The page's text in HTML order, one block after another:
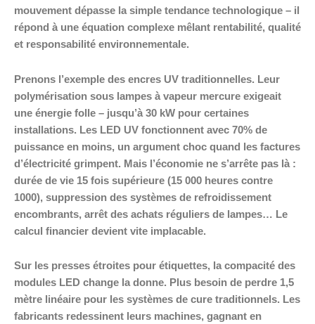
mouvement dépasse la simple tendance technologique – il
répond à une équation complexe mêlant rentabilité, qualité
et responsabilité environnementale.
Prenons l’exemple des encres UV traditionnelles. Leur
polymérisation sous lampes à vapeur mercure exigeait
une énergie folle – jusqu’à 30 kW pour certaines
installations. Les LED UV fonctionnent avec 70% de
puissance en moins, un argument choc quand les factures
d’électricité grimpent. Mais l’économie ne s’arrête pas là :
durée de vie 15 fois supérieure (15 000 heures contre
1000), suppression des systèmes de refroidissement
encombrants, arrêt des achats réguliers de lampes… Le
calcul financier devient vite implacable.
Sur les presses étroites pour étiquettes, la compacité des
modules LED change la donne. Plus besoin de perdre 1,5
mètre linéaire pour les systèmes de cure traditionnels. Les
fabricants redessinent leurs machines, gagnant en